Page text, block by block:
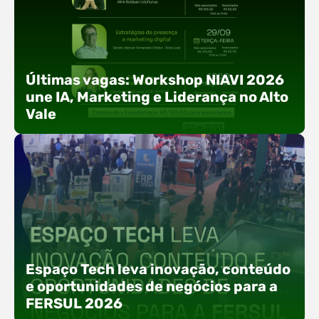
Últimas vagas: Workshop NIAVI 2026
une IA, Marketing e Liderança no Alto
Vale
Com o objetivo de impulsionar a produtividade, a
presença digital e a gestão nas empresas do
Alto Vale, o Núcleo de Tecnologia da Informação
(NIAVI), Polo ACATE-ACIRS, realiza a edição
2026 do Workshop NIAVI. O evento foi
Espaço Tech leva inovação, conteúdo
e oportunidades de negócios para a
FERSUL 2026